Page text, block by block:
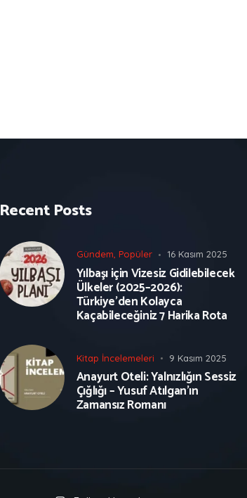
Recent Posts
Gündem, Popüler 16 Kasım 2025
Yılbaşı için Vizesiz Gidilebilecek
Ülkeler (2025–2026):
Türkiye’den Kolayca
Kaçabileceğiniz 7 Harika Rota
Kitap İncelemeleri 9 Kasım 2025
Anayurt Oteli: Yalnızlığın Sessiz
Çığlığı – Yusuf Atılgan’ın
Zamansız Romanı